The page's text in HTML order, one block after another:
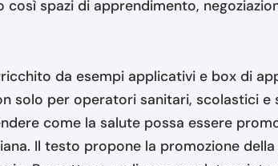
così spazi di apprendimento,
da esempi applicativi e box di
solo per operatori sanitari, scolastici e
come la salute possa essere
Il testo propone la promozione